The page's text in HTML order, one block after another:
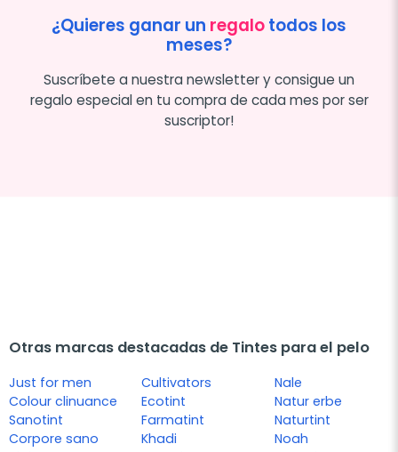
¿Quieres ganar un regalotodos los
meses?
Suscríbete a nuestra newsletter y consigue un
regalo especial en tu compra de cada mes por ser
suscriptor!
Otras marcas destacadas de Tintes para el pelo
Just for men
Colour clinuance
Sanotint
Corpore sano
Cultivators
Ecotint
Farmatint
Khadi
Nale
Natur erbe
Naturtint
Noah